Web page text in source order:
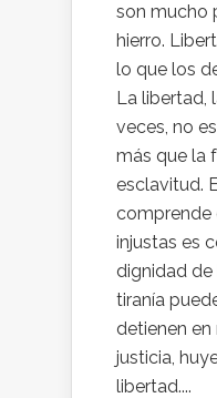
son mucho
hierro.
lo que los
La libertad,
veces, no
más que la
esclavitud.
comprende
injustas es
dignidad de
tiranía
detienen
justicia,
libertad....